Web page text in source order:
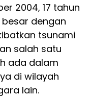
2004, 17 tahun
dengan
tsunami
salah satu
ada dalam
di wilayah
lain.